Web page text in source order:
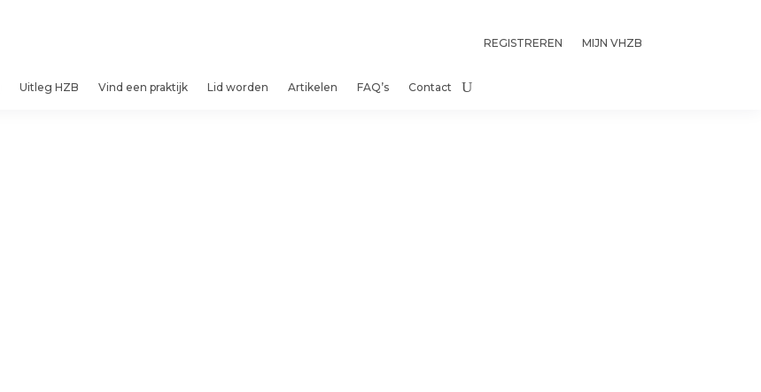
REGISTREREN MIJN VHZB
Uitleg HZB Vind een praktijk Lid worden Artikelen FAQ’s Contact